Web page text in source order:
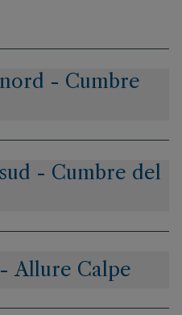
- Cumbre
- Cumbre del
Allure Calpe